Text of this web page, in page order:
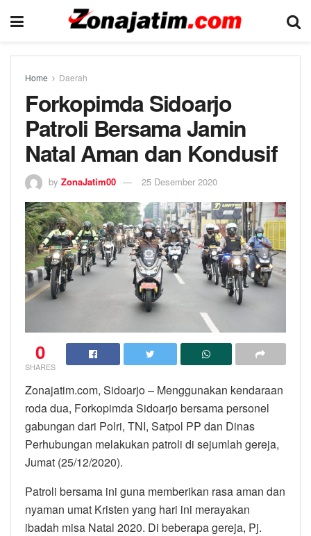
Home Daerah
Forkopimda Sidoarjo
Patroli Bersama Jamin
Natal Aman dan Kondusif
by ZonaJatim00 25 Desember 2020
0
SHARES
Zonajatim.com, Sidoarjo – Menggunakan kendaraan
roda dua, Forkopimda Sidoarjo bersama personel
gabungan dari Polri, TNI, Satpol PP dan Dinas
Perhubungan melakukan patroli di sejumlah gereja,
Jumat (25/12/2020).
Patroli bersama ini guna memberikan rasa aman dan
nyaman umat Kristen yang hari ini merayakan
ibadah misa Natal 2020. Di beberapa gereja, Pj.